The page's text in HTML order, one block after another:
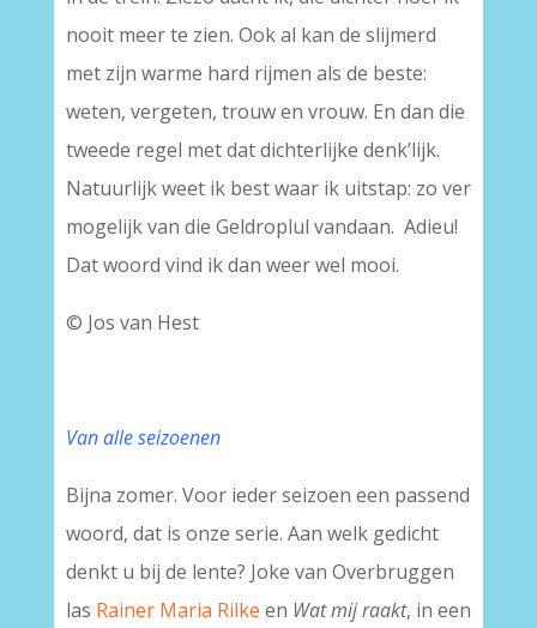
nooit meer te zien. Ook al kan de slijmerd
met zijn warme hard rijmen als de beste:
weten, vergeten, trouw en vrouw. En dan die
tweede regel met dat dichterlijke denk’lijk.
Natuurlijk weet ik best waar ik uitstap: zo ver
mogelijk van die Geldroplul vandaan. Adieu!
Dat woord vind ik dan weer wel mooi.
© Jos van Hest
Van alle seizoenen
Bijna zomer. Voor ieder seizoen een passend
woord, dat is onze serie. Aan welk gedicht
denkt u bij de lente? Joke van Overbruggen
las Rainer Maria Rilke en Wat mij raakt, in een